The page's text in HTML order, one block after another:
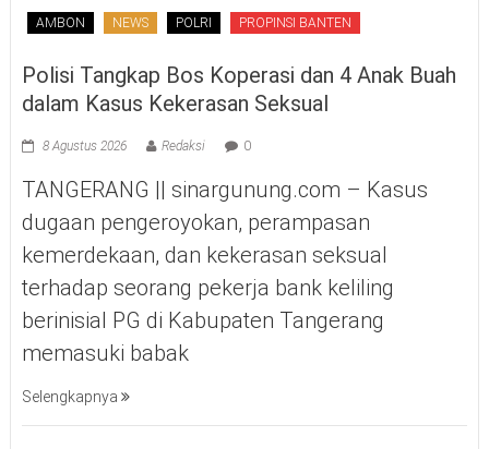
AMBON NEWS POLRI PROPINSI BANTEN
Polisi Tangkap Bos Koperasi dan 4 Anak Buah
dalam Kasus Kekerasan Seksual
8 Agustus 2026 Redaksi 0
TANGERANG || sinargunung.com – Kasus
dugaan pengeroyokan, perampasan
kemerdekaan, dan kekerasan seksual
terhadap seorang pekerja bank keliling
berinisial PG di Kabupaten Tangerang
memasuki babak
Selengkapnya